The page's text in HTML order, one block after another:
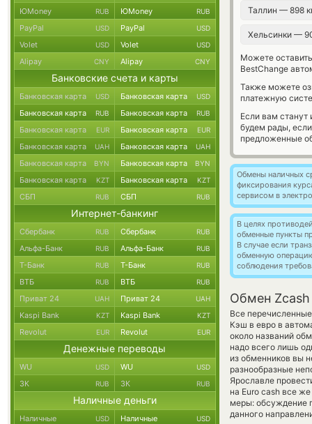
Таллин — 898
Хельсинки —
Можете
BestChange
Также можете
платежную
Если вам
будем рады,
предложенные
Обмены наличных
фиксирования
сервисом в
В целях
обменные пункты
В случае если
обменную
соблюдения
Обмен Zcash
Все
Кэш в евро в
около названий
надо всего лишь
из обменников вы
разнообразные
Ярославле
на Euro cash все
меры: обсуждение
данного
ЮMoney RUB ЮMoney RUB
PayPal USD PayPal USD
Volet USD Volet USD
Alipay CNY Alipay CNY
Банковские счета и карты
Банковская карта USD Банковская карта USD
Банковская карта RUB Банковская карта RUB
Банковская карта EUR Банковская карта EUR
Банковская карта UAH Банковская карта UAH
Банковская карта BYN Банковская карта BYN
Банковская карта KZT Банковская карта KZT
СБП RUB СБП RUB
Интернет-банкинг
Сбербанк RUB Сбербанк RUB
Альфа-Банк RUB Альфа-Банк RUB
Т-Банк RUB Т-Банк RUB
ВТБ RUB ВТБ RUB
Приват 24 UAH Приват 24 UAH
Kaspi Bank KZT Kaspi Bank KZT
Revolut EUR Revolut EUR
Денежные переводы
WU USD WU USD
ЗК RUB ЗК RUB
Наличные деньги
Наличные USD Наличные USD